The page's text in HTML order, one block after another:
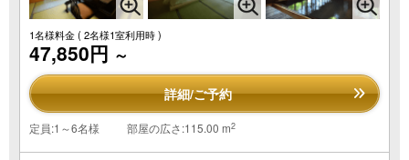
1名様料金( 2名様1室利用時 )
47,850円 ～
詳細/ご予約
定員:1～6名様 部屋の広さ:115.00 m2